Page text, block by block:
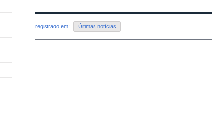
registrado em: Últimas notícias